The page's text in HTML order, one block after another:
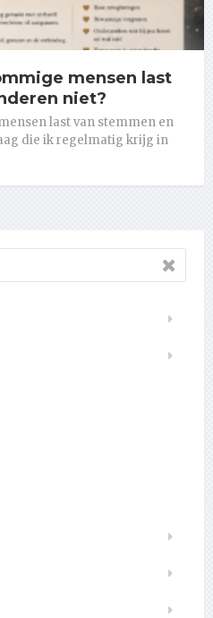
mensen last
niet?
last van stemmen en
die ik regelmatig krijg in